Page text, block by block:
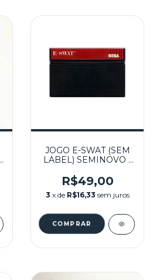
JOGO E-SWAT (SEM
LABEL) SEMINOVO -
R$49,00
3 x de R$16,33 sem juros